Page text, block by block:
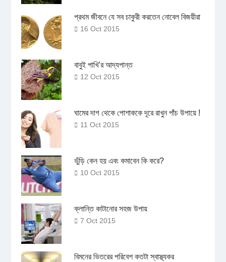
প্রথম জীবনে যে সব চাকুরী করতেন নোবেল বিজয়ীরা
16 Oct 2015
বাবুই পাখি’র আদ্যপান্ত
12 Oct 2015
ঘামের দাগ থেকে পোশাককে দূরে রাখুন পাঁচ উপায়ে !
11 Oct 2015
ভুঁড়ি কেন হয় এবং কমাবেন কি করে?
10 Oct 2015
ক্লান্তি কাটানোর সহজ উপায়
7 Oct 2015
বিমনের ভিতরের পরিবেশ কতটা স্বাস্থ্যকর